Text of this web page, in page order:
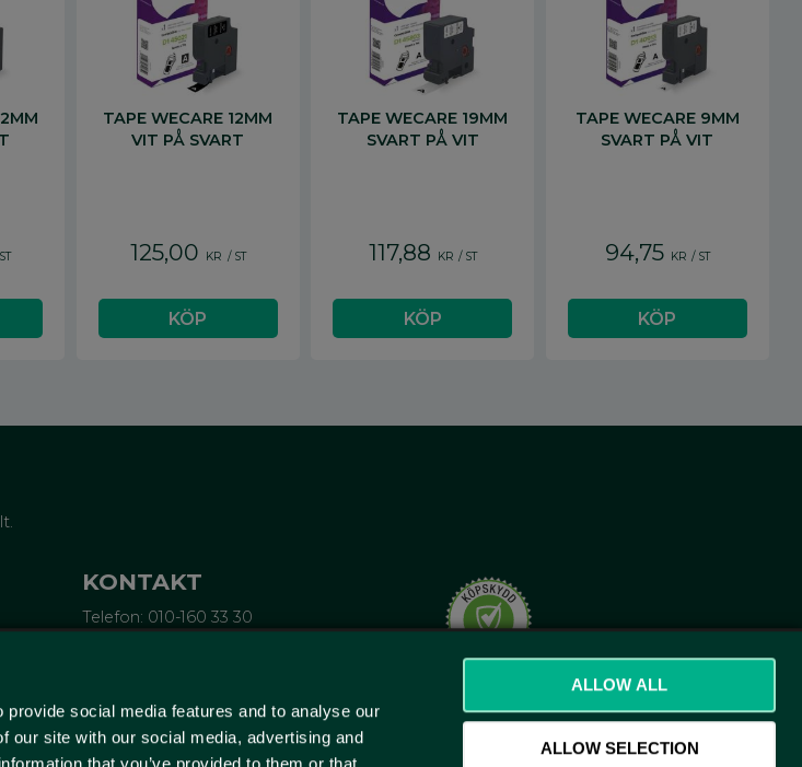
social media features and to analyse our
our site with our social media, advertising and
ALLOW ALL
ALLOW SELECTION
ST
TAPE WECARE 12MM
VIT PÅ SVART
125,00 KR / ST
TAPE WECARE 19MM
SVART PÅ VIT
117,88 KR / ST
TAPE WECARE 9MM
SVART PÅ VIT
94,75 KR / ST
KONTAKT
Telefon: 010-160 33 30
Wellagret
Triangeln 4
211 43 Malmö